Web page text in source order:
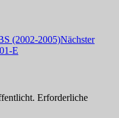
(2002-2005)Nächster
E
Erforderliche